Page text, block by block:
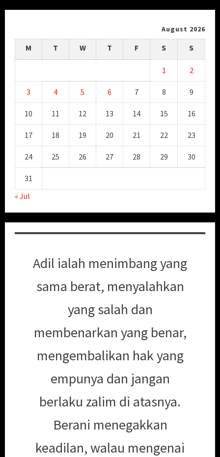
August 2026
M T W T F S S
1 2
3 4 5 6 7 8 9
10 11 12 13 14 15 16
17 18 19 20 21 22 23
24 25 26 27 28 29 30
31
« Jul
Adil ialah menimbang yang
sama berat, menyalahkan
yang salah dan
membenarkan yang benar,
mengembalikan hak yang
empunya dan jangan
berlaku zalim di atasnya.
Berani menegakkan
keadilan, walau mengenai